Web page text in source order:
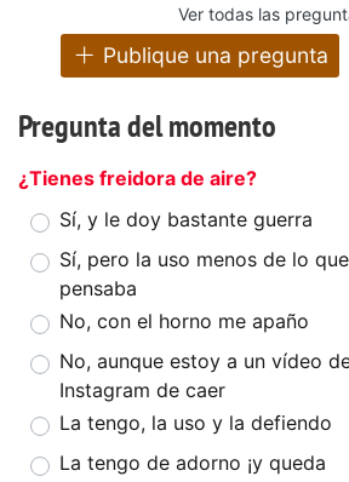
Ver todas las
Publique una pregunta
Pregunta del momento
¿Tienes freidora de aire?
Sí, y le doy bastante guerra
Sí, pero la uso menos de lo que
pensaba
No, con el horno me apaño
No, aunque estoy a un vídeo
Instagram de caer
La tengo, la uso y la defiendo
La tengo de adorno ¡y queda